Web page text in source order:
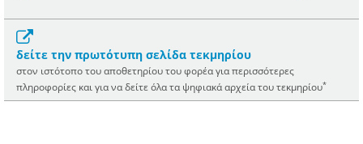
δείτε την πρωτότυπη σελίδα τεκμηρίου
στον ιστότοπο του αποθετηρίου του φορέα για περισσότερες
πληροφορίες και για να δείτε όλα τα ψηφιακά αρχεία του τεκμηρίου*